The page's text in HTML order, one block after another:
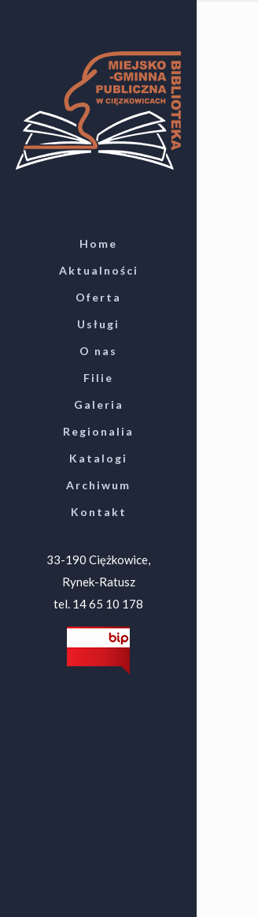
Home
Aktualności
Oferta
Usługi
O nas
Filie
Galeria
Regionalia
Katalogi
Archiwum
Kontakt
33-190 Ciężkowice,
Rynek-Ratusz
tel. 14 65 10 178